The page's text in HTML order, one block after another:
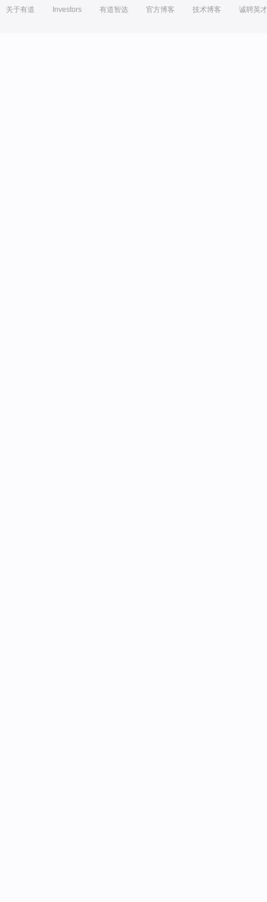
关于有道 Investors 有道智选 官方博客 技术博客 诚聘英才